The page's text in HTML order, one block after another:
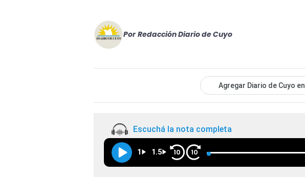
Por Redacción Diario de Cuyo
Agregar Diario de Cuyo en
Escuchá la nota completa
1 1.5 10 10